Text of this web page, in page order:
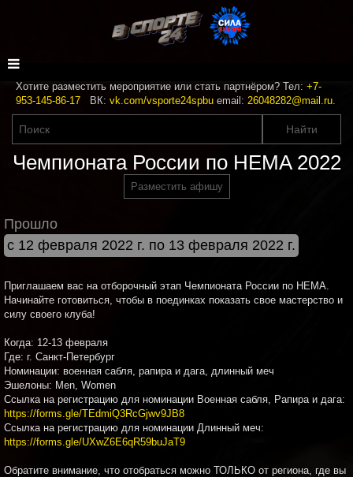
Хотите разместить мероприятие или стать партнёром? Тел: +7-
953-145-86-17 ВК: vk.com/vsporte24spbu email: 26048282@mail.ru.
Чемпионата России по HEMA 2022
Разместить афишу
Прошло
с 12 февраля 2022 г. по 13 февраля 2022 г.
Приглашаем вас на отборочный этап Чемпионата России по HEMA.
Начинайте готовиться, чтобы в поединках показать свое мастерство и
силу своего клуба!
Когда: 12-13 февраля
Где: г. Санкт-Петербург
Номинации: военная сабля, рапира и дага, длинный меч
Эшелоны: Men, Women
Ссылка на регистрацию для номинации Военная сабля, Рапира и дага:
https://forms.gle/TEdmiQ3RcGjwv9JB8
Ссылка на регистрацию для номинации Длинный меч:
https://forms.gle/UXwZ6E6qR59buJaT9
Обратите внимание, что отобраться можно ТОЛЬКО от региона, где вы